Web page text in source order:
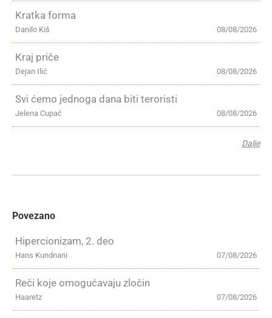
Kratka forma
08/08/2026
Danilo Kiš
Kraj priče
08/08/2026
Dejan Ilić
Svi ćemo jednoga dana biti teroristi
08/08/2026
Jelena Cupać
Dalje
Povezano
Hipercionizam, 2. deo
07/08/2026
Hans Kundnani
Reči koje omogućavaju zločin
07/08/2026
Haaretz